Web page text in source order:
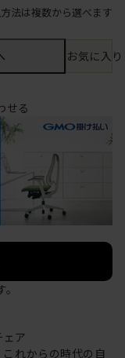
法は複数から選べます
お気に入
せる
ェア
れからの時代の自